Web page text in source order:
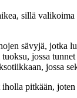
sillä
sävyjä, jotka
jossa
jossa
pitkään,